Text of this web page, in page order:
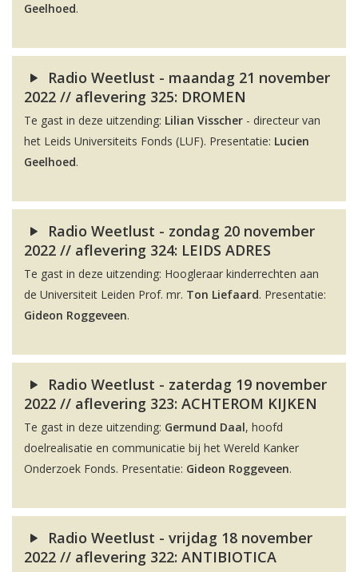
Geelhoed.
Radio Weetlust - maandag 21 november
2022 // aflevering 325: DROMEN
Te gast in deze uitzending: Lilian Visscher - directeur van
het Leids Universiteits Fonds (LUF). Presentatie: Lucien
Geelhoed.
Radio Weetlust - zondag 20 november
2022 // aflevering 324: LEIDS ADRES
Te gast in deze uitzending: Hoogleraar kinderrechten aan
de Universiteit Leiden Prof. mr. Ton Liefaard. Presentatie:
Gideon Roggeveen.
Radio Weetlust - zaterdag 19 november
2022 // aflevering 323: ACHTEROM KIJKEN
Te gast in deze uitzending: Germund Daal, hoofd
doelrealisatie en communicatie bij het Wereld Kanker
Onderzoek Fonds. Presentatie: Gideon Roggeveen.
Radio Weetlust - vrijdag 18 november
2022 // aflevering 322: ANTIBIOTICA